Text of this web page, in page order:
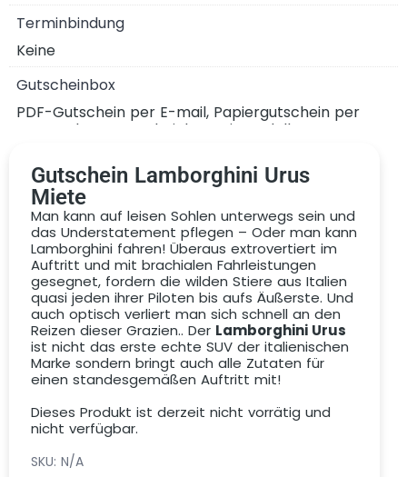
Gutschein
Terminbindung
Keine
Gutscheinbox
PDF-Gutschein per E-mail, Papiergutschein per
Post, Deluxe-Gutscheinbox mit Modellauto
Gutschein Lamborghini Urus
Miete
Man kann auf leisen Sohlen unterwegs sein und
das Understatement pflegen – Oder man kann
Lamborghini fahren! Überaus extrovertiert im
Auftritt und mit brachialen Fahrleistungen
gesegnet, fordern die wilden Stiere aus Italien
quasi jeden ihrer Piloten bis aufs Äußerste. Und
auch optisch verliert man sich schnell an den
Reizen dieser Grazien.. Der Lamborghini Urus
ist nicht das erste echte SUV der italienischen
Marke sondern bringt auch alle Zutaten für
einen standesgemäßen Auftritt mit!
Dieses Produkt ist derzeit nicht vorrätig und
nicht verfügbar.
SKU: N/A